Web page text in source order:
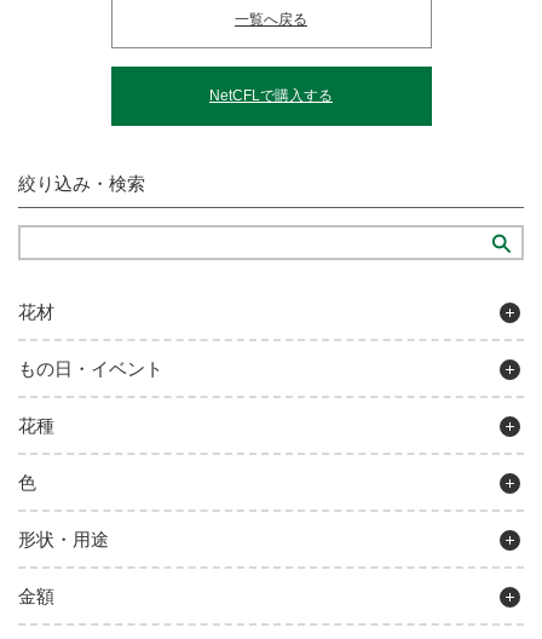
一覧へ戻る
NetCFLで購入する
絞り込み・検索
花材
もの日・イベント
花種
色
形状・用途
金額